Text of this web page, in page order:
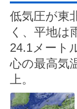
低気圧が東
く、平地は
24.1メート
心の最高気
上。